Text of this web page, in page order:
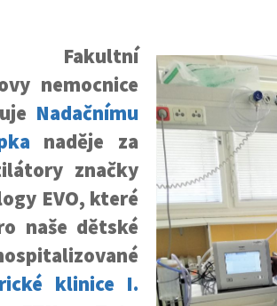
Fakultní
nemocnice
Nadačnímu
naděje za
značky
EVO, které
naše dětské
klinice I.